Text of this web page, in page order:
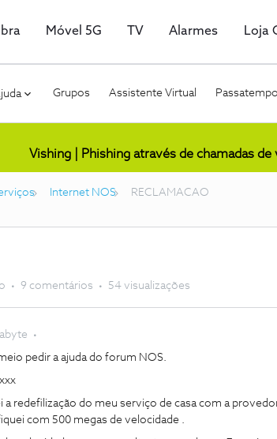
Móvel 5G TV Alarmes Loja
Grupos Assistente Virtual
Vishing | Phishing através de chamadas
Internet NOS RECLAMACAO
9 comentários 54 visualizações
pedir a ajuda do forum NOS.
a redefilização do meu serviço de casa com a
com 500 megas de velocidade .